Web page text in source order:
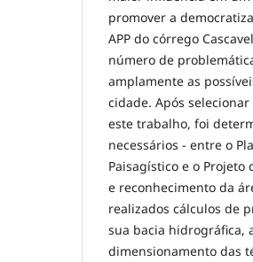
promover a
APP do córrego
número de
amplamente as
cidade. Após
este trabalho, foi
necessários - entre o
Paisagístico e o
e reconhecimento da
realizados cálculos de
sua bacia hidrográfica,
dimensionamento das